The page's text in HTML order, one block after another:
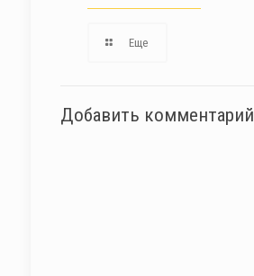
Еще
Добавить комментарий